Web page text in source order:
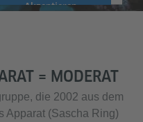
Akzeptieren
= MODERAT
die 2002 aus dem
Apparat (Sascha Ring)